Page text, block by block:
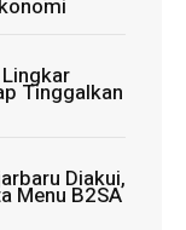
Tinggalkan
Diakui,
Menu B2SA